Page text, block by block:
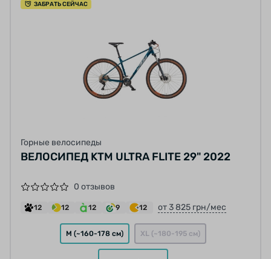
ЗАБРАТЬ СЕЙЧАС
Горные велосипеды
ВЕЛОСИПЕД KTM ULTRA FLITE 29" 2022
0 отзывов
12 12 12 9 12 от 3 825 грн/мес
M (~160-178 см) XL (~180-195 см)